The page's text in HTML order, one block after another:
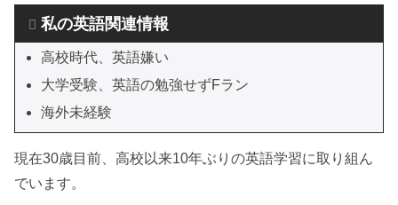
礎！
私の英語関連情報
高校時代、英語嫌い
大学受験、英語の勉強せずFラン
海外未経験
現在30歳目前、高校以来10年ぶりの英語学習に取り組ん
でいます。